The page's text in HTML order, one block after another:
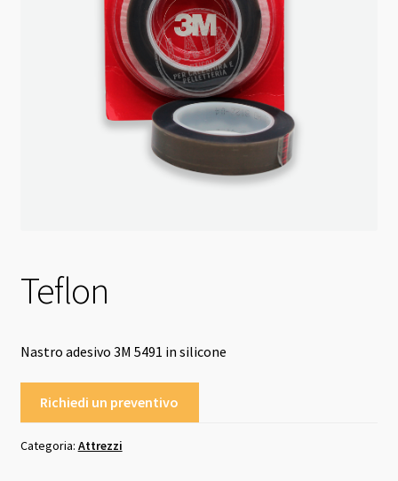
Teflon
Nastro adesivo 3M 5491 in silicone
Richiedi un preventivo
Categoria: Attrezzi